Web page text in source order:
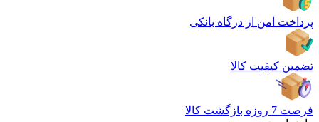
پرداخت امن از درگاه بانکی
تضمین کیفیت کالا
فرصت 7 روزه بازگشت کالا